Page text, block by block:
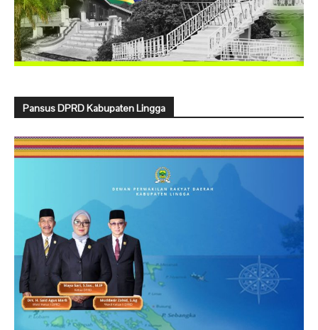
Pansus DPRD Kabupaten Lingga